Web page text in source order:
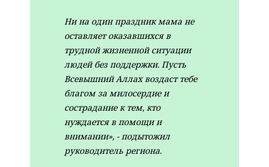
Ни на один праздник мама не
оставляет оказавшихся в
трудной жизненной ситуации
людей без поддержки. Пусть
Всевышний Аллах воздаст тебе
благом за милосердие и
сострадание к тем, кто
нуждается в помощи и
внимании», - подытожил
руководитель региона.